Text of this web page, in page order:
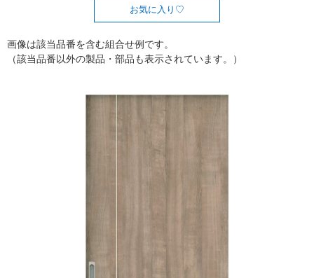
お気に入り
画像は該当品番を含む組合せ例です。
（該当品番以外の製品・部品も表示されています。）